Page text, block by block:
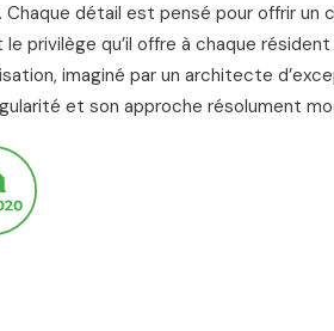
Chaque détail est pensé pour offrir
privilège qu’il offre à chaque
imaginé par un architecte
et son approche résolument